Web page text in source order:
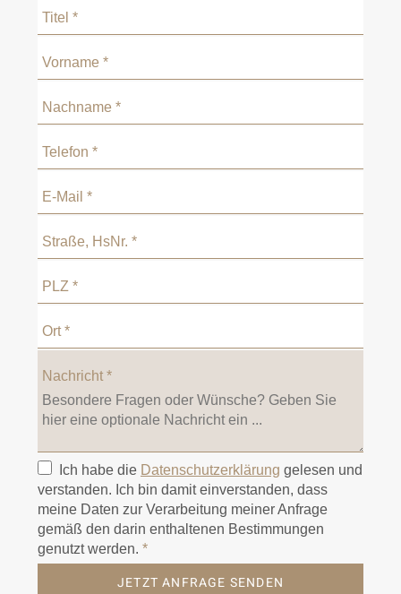
Titel *
Vorname *
Nachname *
Telefon *
E-Mail *
Straße, HsNr. *
PLZ *
Ort*
Nachricht *
Ich habe die Datenschutzerklärung gelesen und
verstanden. Ich bin damit einverstanden, dass
meine Daten zur Verarbeitung meiner Anfrage
gemäß den darin enthaltenen Bestimmungen
genutzt werden. *
JETZT ANFRAGE SENDEN